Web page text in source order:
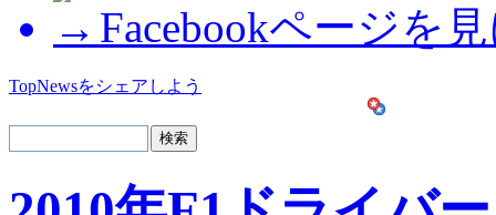
Facebookページを
TopNewsをシェアしよう